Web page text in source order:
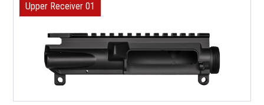
Upper Receiver 01